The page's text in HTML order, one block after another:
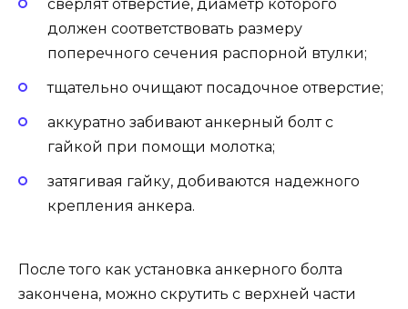
сверлят отверстие, диаметр которого
должен соответствовать размеру
поперечного сечения распорной втулки;
тщательно очищают посадочное отверстие;
аккуратно забивают анкерный болт с
гайкой при помощи молотка;
затягивая гайку, добиваются надежного
крепления анкера.
После того как установка анкерного болта
закончена, можно скрутить с верхней части